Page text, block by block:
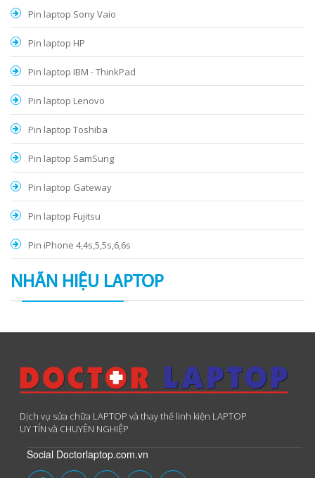
Pin laptop Sony Vaio
Pin laptop HP
Pin laptop IBM - ThinkPad
Pin laptop Lenovo
Pin laptop Toshiba
Pin laptop SamSung
Pin laptop Gateway
Pin laptop Fujitsu
Pin iPhone 4,4s,5,5s,6,6s
NHÃN HIỆU LAPTOP
Dịch vụ sửa chữa LAPTOP và thay thế linh kiện LAPTOP
UY TÍN và CHUYÊN NGHIỆP
Social Doctorlaptop.com.vn